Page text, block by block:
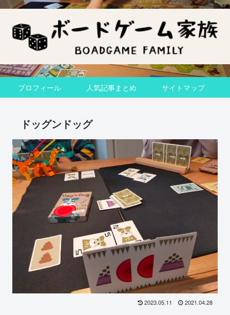
プロフィール 人気記事まとめ サイトマップ
ドッグンドッグ
2023.05.11 2021.04.28